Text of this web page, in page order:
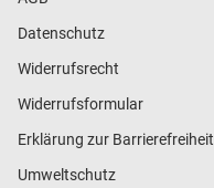
Datenschutz
Widerrufsrecht
Widerrufsformular
Erklärung zur Barrierefreiheit
Umweltschutz